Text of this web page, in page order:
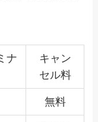
ナ
キャン
セル料
無料